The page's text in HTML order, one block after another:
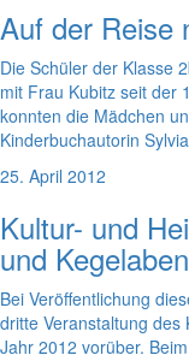
Auf der Reise
Die Schüler der Klasse
mit Frau Kubitz seit der
konnten die Mädchen
Kinderbuchautorin
25. April 2012
Kultur- und
und
Bei Veröffentlichung
dritte Veranstaltung des
Jahr 2012 vorüber.